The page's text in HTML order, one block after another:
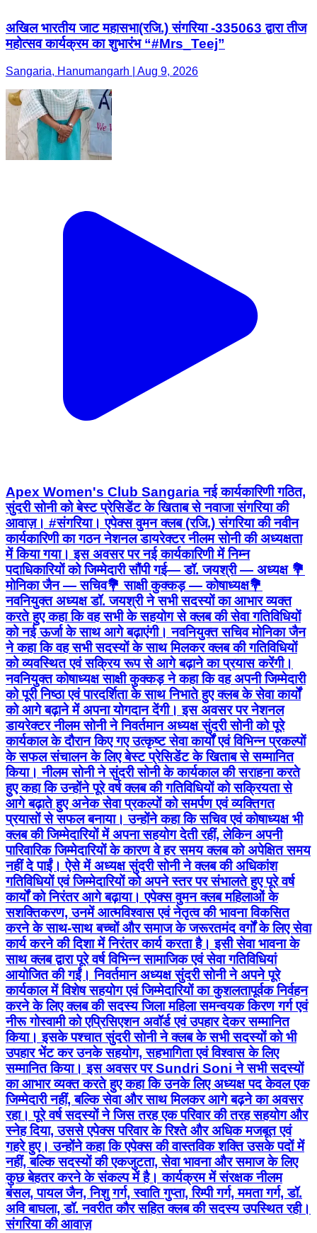
अखिल भारतीय जाट महासभा(रजि.) संगरिया -335063 द्वारा तीज
महोत्सव कार्यक्रम का शुभारंभ “#Mrs_Teej”
Sangaria, Hanumangarh | Aug 9, 2026
Apex Women's Club Sangaria नई कार्यकारिणी गठित,
सुंदरी सोनी को बेस्ट प्रेसिडेंट के खिताब से नवाजा संगरिया की
आवाज़। #संगरिया। एपेक्स वुमन क्लब (रजि.) संगरिया की नवीन
कार्यकारिणी का गठन नेशनल डायरेक्टर नीलम सोनी की अध्यक्षता
में किया गया। इस अवसर पर नई कार्यकारिणी में निम्न
पदाधिकारियों को जिम्मेदारी सौंपी गई— डॉ. जयश्री — अध्यक्ष 💐
मोनिका जैन — सचिव💐 साक्षी कुक्कड़ — कोषाध्यक्ष💐
नवनियुक्त अध्यक्ष डॉ. जयश्री ने सभी सदस्यों का आभार व्यक्त
करते हुए कहा कि वह सभी के सहयोग से क्लब की सेवा गतिविधियों
को नई ऊर्जा के साथ आगे बढ़ाएंगी। नवनियुक्त सचिव मोनिका जैन
ने कहा कि वह सभी सदस्यों के साथ मिलकर क्लब की गतिविधियों
को व्यवस्थित एवं सक्रिय रूप से आगे बढ़ाने का प्रयास करेंगी।
नवनियुक्त कोषाध्यक्ष साक्षी कुक्कड़ ने कहा कि वह अपनी जिम्मेदारी
को पूरी निष्ठा एवं पारदर्शिता के साथ निभाते हुए क्लब के सेवा कार्यों
को आगे बढ़ाने में अपना योगदान देंगी। इस अवसर पर नेशनल
डायरेक्टर नीलम सोनी ने निवर्तमान अध्यक्ष सुंदरी सोनी को पूरे
कार्यकाल के दौरान किए गए उत्कृष्ट सेवा कार्यों एवं विभिन्न प्रकल्पों
के सफल संचालन के लिए बेस्ट प्रेसिडेंट के खिताब से सम्मानित
किया। नीलम सोनी ने सुंदरी सोनी के कार्यकाल की सराहना करते
हुए कहा कि उन्होंने पूरे वर्ष क्लब की गतिविधियों को सक्रियता से
आगे बढ़ाते हुए अनेक सेवा प्रकल्पों को समर्पण एवं व्यक्तिगत
प्रयासों से सफल बनाया। उन्होंने कहा कि सचिव एवं कोषाध्यक्ष भी
क्लब की जिम्मेदारियों में अपना सहयोग देती रहीं, लेकिन अपनी
पारिवारिक जिम्मेदारियों के कारण वे हर समय क्लब को अपेक्षित समय
नहीं दे पाईं। ऐसे में अध्यक्ष सुंदरी सोनी ने क्लब की अधिकांश
गतिविधियों एवं जिम्मेदारियों को अपने स्तर पर संभालते हुए पूरे वर्ष
कार्यों को निरंतर आगे बढ़ाया। एपेक्स वुमन क्लब महिलाओं के
सशक्तिकरण, उनमें आत्मविश्वास एवं नेतृत्व की भावना विकसित
करने के साथ-साथ बच्चों और समाज के जरूरतमंद वर्गों के लिए सेवा
कार्य करने की दिशा में निरंतर कार्य करता है। इसी सेवा भावना के
साथ क्लब द्वारा पूरे वर्ष विभिन्न सामाजिक एवं सेवा गतिविधियां
आयोजित की गईं। निवर्तमान अध्यक्ष सुंदरी सोनी ने अपने पूरे
कार्यकाल में विशेष सहयोग एवं जिम्मेदारियों का कुशलतापूर्वक निर्वहन
करने के लिए क्लब की सदस्य जिला महिला समन्वयक किरण गर्ग एवं
नीरू गोस्वामी को एप्रिसिएशन अवॉर्ड एवं उपहार देकर सम्मानित
किया। इसके पश्चात सुंदरी सोनी ने क्लब के सभी सदस्यों को भी
उपहार भेंट कर उनके सहयोग, सहभागिता एवं विश्वास के लिए
सम्मानित किया। इस अवसर पर Sundri Soni ने सभी सदस्यों
का आभार व्यक्त करते हुए कहा कि उनके लिए अध्यक्ष पद केवल एक
जिम्मेदारी नहीं, बल्कि सेवा और साथ मिलकर आगे बढ़ने का अवसर
रहा। पूरे वर्ष सदस्यों ने जिस तरह एक परिवार की तरह सहयोग और
स्नेह दिया, उससे एपेक्स परिवार के रिश्ते और अधिक मजबूत एवं
गहरे हुए। उन्होंने कहा कि एपेक्स की वास्तविक शक्ति उसके पदों में
नहीं, बल्कि सदस्यों की एकजुटता, सेवा भावना और समाज के लिए
कुछ बेहतर करने के संकल्प में है। कार्यक्रम में संरक्षक नीलम
बंसल, पायल जैन, निशु गर्ग, स्वाति गुप्ता, रिम्पी गर्ग, ममता गर्ग, डॉ.
अवि बाघला, डॉ. नवरीत कौर सहित क्लब की सदस्य उपस्थित रही।
संगरिया की आवाज़